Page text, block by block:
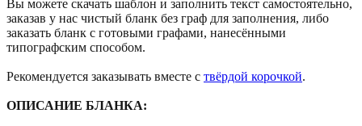
Вы можете скачать шаблон и заполнить текст самостоятельно,
заказав у нас чистый бланк без граф для заполнения, либо
заказать бланк с готовыми графами, нанесёнными
типографским способом.
Рекомендуется заказывать вместе c твёрдой корочкой.
ОПИСАНИЕ БЛАНКА: